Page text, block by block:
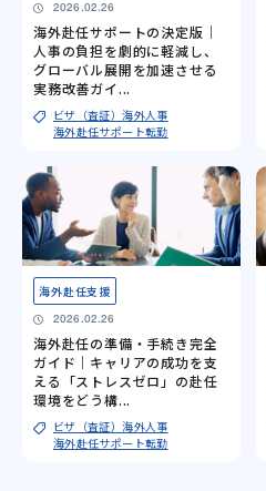
2026.02.26
海外赴任サポートの決定版｜
人事の負担を劇的に軽減し、
グローバル展開を加速させる
実務改善ガイ...
ビザ（査証）海外人事
海外赴任サポート転勤
海外赴任支援
2026.02.26
海外赴任の準備・手続き完全
ガイド｜キャリアの成功を支
える「ストレスゼロ」の赴任
環境をどう構...
ビザ（査証）海外人事
海外赴任サポート転勤